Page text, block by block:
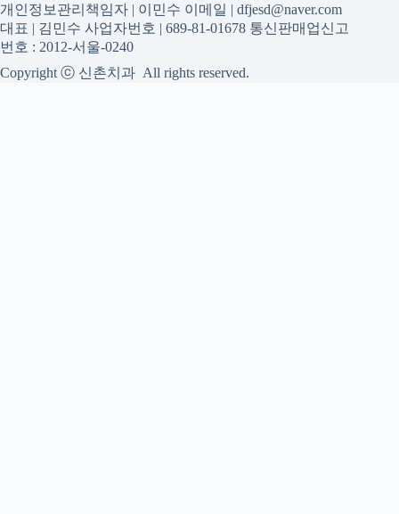
개인정보관리책임자 | 이민수 이메일 | dfjesd@naver.com
대표 | 김민수 사업자번호 | 689-81-01678 통신판매업신고
번호 : 2012-서울-0240
Copyright ⓒ 신촌치과 All rights reserved.